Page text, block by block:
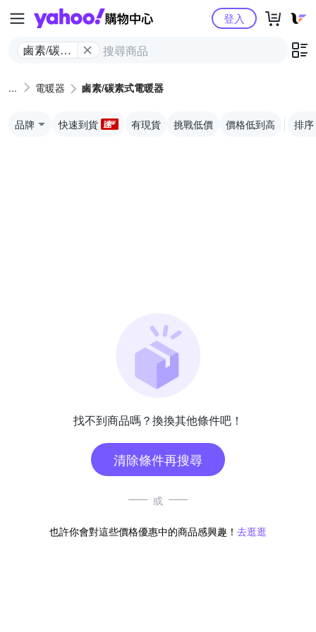
Yahoo購物中心
鹵素/碳素
登入
電暖器 鹵素/碳素式電暖器
品牌 快速到貨 有現貨 挑戰低價 價格低到高 排序
找不到商品嗎？換換其他條件吧！
清除條件再搜尋
或
也許你會對這些價格優惠中的商品感興趣！ 去逛逛